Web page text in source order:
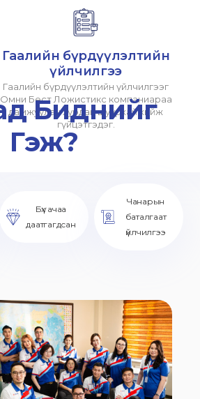
Гаалийн бүрдүүлэлтийн
үйлчилгээ
Гаалийн бүрдүүлэлтийн үйлчилгээг
Омни Бест Ложистикс компаниараа
дамжуулан хурдан шуурхай хийж
гүйцэтгэдэг.
Биднийг
Гэж?
Бүх ачаа
даатгагдсан
Чанарын
баталгаат
үйлчилгээ